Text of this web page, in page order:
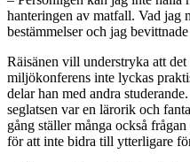
hanteringen av matfall. Vad jag
bestämmelser och jag
Räisänen vill understryka att det
miljökonferens inte lyckas
delar han med andra
seglatsen var en lärorik och
gång ställer många också
för att inte bidra till ytterligare